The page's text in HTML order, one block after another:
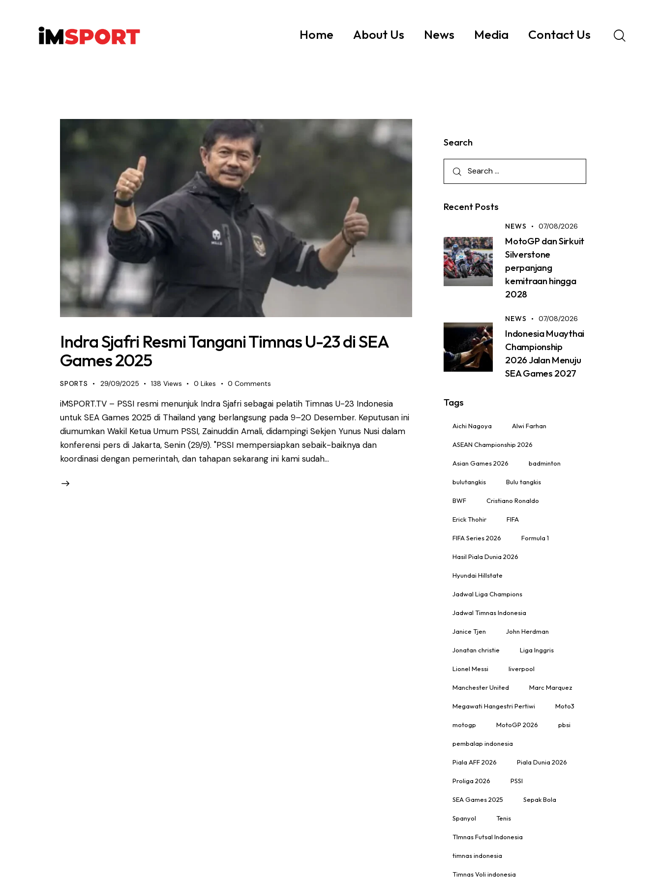
Home About Us News Media Contact Us
Indra Sjafri Resmi Tangani Timnas U-23 di SEA
Games 2025
SPORTS 29/09/2025 138 Views 0 Likes 0 Comments
iMSPORT.TV – PSSI resmi menunjuk Indra Sjafri sebagai pelatih Timnas U-23 Indonesia
untuk SEA Games 2025 di Thailand yang berlangsung pada 9–20 Desember. Keputusan ini
diumumkan Wakil Ketua Umum PSSI, Zainuddin Amali, didampingi Sekjen Yunus Nusi dalam
konferensi pers di Jakarta, Senin (29/9). "PSSI mempersiapkan sebaik-baiknya dan
koordinasi dengan pemerintah, dan tahapan sekarang ini kami sudah…
Search
Recent Posts
NEWS 07/08/2026
MotoGP dan Sirkuit
Silverstone
perpanjang
kemitraan hingga
2028
NEWS 07/08/2026
Indonesia Muaythai
Championship
2026 Jalan Menuju
SEA Games 2027
Tags
Aichi Nagoya Alwi Farhan
ASEAN Championship 2026
Asian Games 2026 badminton
bulutangkis Bulu tangkis
BWF Cristiano Ronaldo
Erick Thohir FIFA
FIFA Series 2026 Formula 1
Hasil Piala Dunia 2026
Hyundai Hillstate
Jadwal Liga Champions
Jadwal Timnas Indonesia
Janice Tjen John Herdman
Jonatan christie Liga Inggris
Lionel Messi liverpool
Manchester United Marc Marquez
Megawati Hangestri Pertiwi Moto3
motogp MotoGP 2026 pbsi
pembalap indonesia
Piala AFF 2026 Piala Dunia 2026
Proliga 2026 PSSI
SEA Games 2025 Sepak Bola
Spanyol Tenis
TImnas Futsal Indonesia
timnas indonesia
Timnas Voli indonesia